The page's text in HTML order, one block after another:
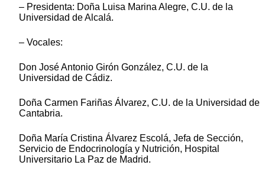
– Presidenta: Doña Luisa Marina Alegre, C.U. de la
Universidad de Alcalá.
– Vocales:
Don José Antonio Girón González, C.U. de la
Universidad de Cádiz.
Doña Carmen Fariñas Álvarez, C.U. de la Universidad de
Cantabria.
Doña María Cristina Álvarez Escolá, Jefa de Sección,
Servicio de Endocrinología y Nutrición, Hospital
Universitario La Paz de Madrid.